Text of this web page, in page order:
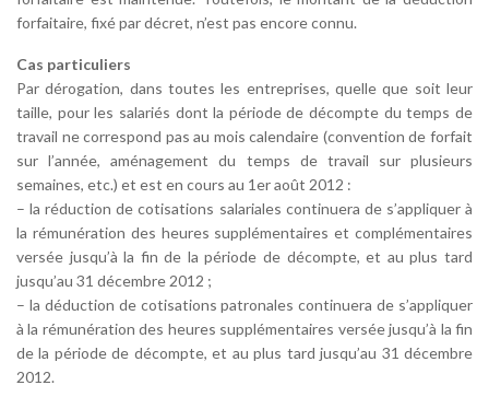
forfaitaire, fixé par décret, n’est pas encore connu.
Cas particuliers
Par dérogation, dans toutes les entreprises, quelle que soit leur
taille, pour les salariés dont la période de décompte du temps de
travail ne correspond pas au mois calendaire (convention de forfait
sur l’année, aménagement du temps de travail sur plusieurs
semaines, etc.) et est en cours au 1er août 2012 :
– la réduction de cotisations salariales continuera de s’appliquer à
la rémunération des heures supplémentaires et complémentaires
versée jusqu’à la fin de la période de décompte, et au plus tard
jusqu’au 31 décembre 2012 ;
– la déduction de cotisations patronales continuera de s’appliquer
à la rémunération des heures supplémentaires versée jusqu’à la fin
de la période de décompte, et au plus tard jusqu’au 31 décembre
2012.